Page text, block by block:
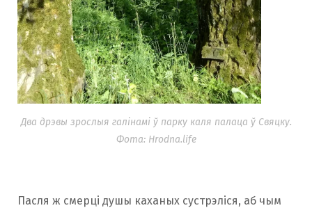
Два дрэвы зрослыя галінамі ў парку каля палаца ў Свяцку.
Фота: Hrodna.life
Пасля ж смерці душы каханых сустрэліся, аб чым